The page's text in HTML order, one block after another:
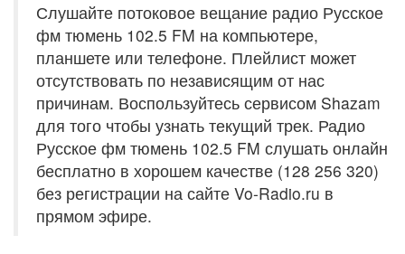
Слушайте потоковое вещание радио Русское
фм тюмень 102.5 FM на компьютере,
планшете или телефоне. Плейлист может
отсутствовать по независящим от нас
причинам. Воспользуйтесь сервисом Shazam
для того чтобы узнать текущий трек. Радио
Русское фм тюмень 102.5 FM слушать онлайн
бесплатно в хорошем качестве (128 256 320)
без регистрации на сайте Vo-Radio.ru в
прямом эфире.